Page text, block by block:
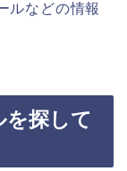
ルなどの情報
を探して